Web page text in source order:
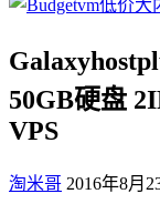
50GB硬盘
VPS
淘米哥 2016年8月